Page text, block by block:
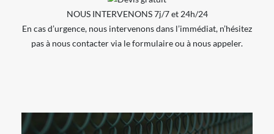
NOUS INTERVENONS 7j/7 et 24h/24
En cas d’urgence, nous intervenons dans l’immédiat, n’hésitez
pas à nous contacter via le formulaire ou à nous appeler.